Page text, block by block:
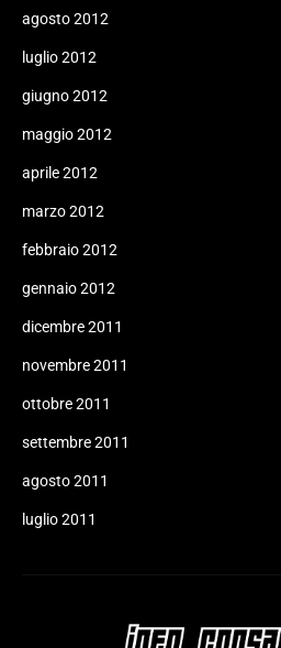
agosto 2012
luglio 2012
giugno 2012
maggio 2012
aprile 2012
marzo 2012
febbraio 2012
gennaio 2012
dicembre 2011
novembre 2011
ottobre 2011
settembre 2011
agosto 2011
luglio 2011